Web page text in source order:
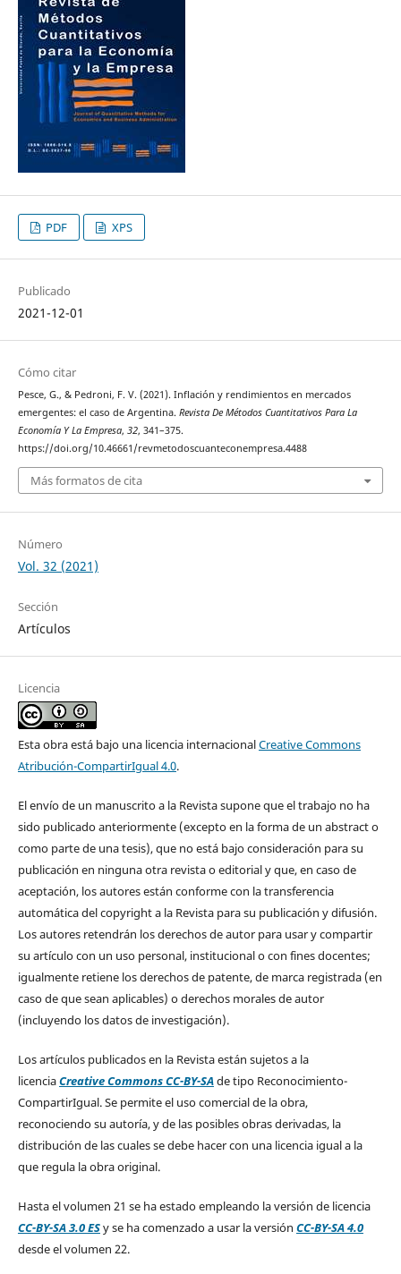
PDF XPS
Publicado
2021-12-01
Cómo citar
Pesce, G., & Pedroni, F. V. (2021). Inflación y rendimientos en mercados
emergentes: el caso de Argentina. Revista De Métodos Cuantitativos Para La
Economía Y La Empresa, 32, 341–375.
https://doi.org/10.46661/revmetodoscuanteconempresa.4488
Más formatos de cita
Número
Vol. 32 (2021)
Sección
Artículos
Licencia
Esta obra está bajo una licencia internacionalCreative Commons
Atribución-CompartirIgual 4.0.
El envío de un manuscrito a la Revista supone que el trabajo no ha
sido publicado anteriormente (excepto en la forma de un abstract o
como parte de una tesis), que no está bajo consideración para su
publicación en ninguna otra revista o editorial y que, en caso de
aceptación, los autores están conforme con la transferencia
automática del copyright a la Revista para su publicación y difusión.
Los autores retendrán los derechos de autor para usar y compartir
su artículo con un uso personal, institucional o con fines docentes;
igualmente retiene los derechos de patente, de marca registrada (en
caso de que sean aplicables) o derechos morales de autor
(incluyendo los datos de investigación).
Los artículos publicados en la Revista están sujetos a la
licenciaCreative Commons CC-BY-SAde tipo Reconocimiento-
CompartirIgual. Se permite el uso comercial de la obra,
reconociendo su autoría, y de las posibles obras derivadas, la
distribución de las cuales se debe hacer con una licencia igual a la
que regula la obra original.
Hasta el volumen 21 se ha estado empleando la versión de licencia
CC-BY-SA 3.0 ESy se ha comenzado a usar la versión CC-BY-SA 4.0
desde el volumen 22.